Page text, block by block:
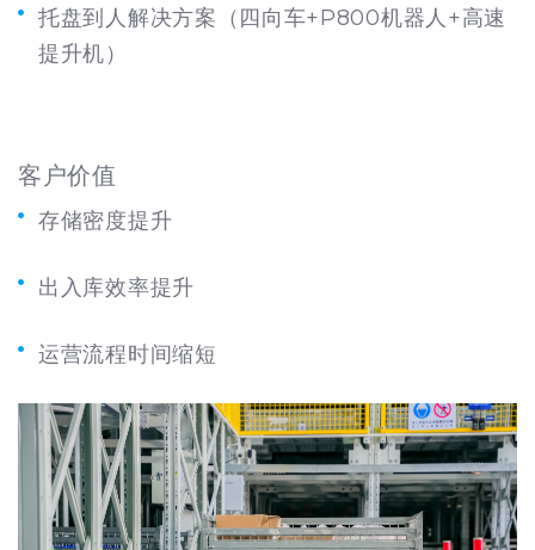
托盘到人解决方案（四向车+P800机器人+高速
提升机）
客户价值
存储密度提升
出入库效率提升
运营流程时间缩短